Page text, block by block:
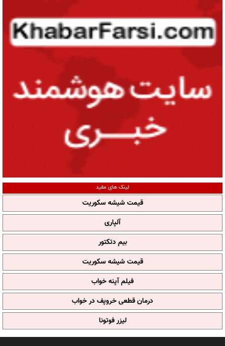
لینک های مفید
قیمت شیشه سکوریت
آلپاری
بیم دتکتور
قیمت شیشه سکوریت
فیلم آپنه خواب
درمان قطعی خروپف در خواب
لیزر فوتونا